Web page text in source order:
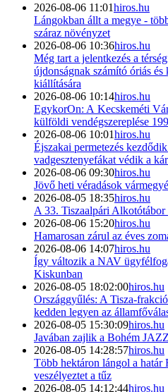
2026-08-06 11:01hiros.hu
Lángokban állt a megye -
száraz növényzet
2026-08-06 10:36hiros.hu
Még tart a jelentkezés a
újdonságnak számító óriás
kiállítására
2026-08-06 10:14hiros.hu
EgykorOn: A Kecskeméti
külföldi vendégszereplése
2026-08-06 10:01hiros.hu
Éjszakai permetezés
vadgesztenyefákat védik a
2026-08-06 09:30hiros.hu
Jövő heti véradások
2026-08-05 18:35hiros.hu
A 33. Tiszaalpári Alkotótábor
2026-08-06 15:20hiros.hu
Hamarosan zárul az éves
2026-08-06 14:07hiros.hu
Így változik a NAV
Kiskunban
2026-08-05 18:02:00hiros.hu
Országgyűlés: A Tisza-
kedden legyen az
2026-08-05 15:30:09hiros.hu
Javában zajlik a Bohém
2026-08-05 14:28:57hiros.hu
Több hektáron lángol a határ
veszélyeztet a tűz
2026-08-05 14:12:44hiros.hu